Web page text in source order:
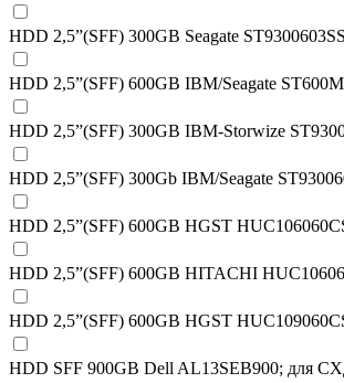
HDD 2,5”(SFF) 300GB Seagate
HDD 2,5”(SFF) 600GB IBM/Seagate
HDD 2,5”(SFF) 300GB IBM-Storwize
HDD 2,5”(SFF) 300Gb IBM/Seagate
HDD 2,5”(SFF) 600GB HGST
HDD 2,5”(SFF) 600GB HITACHI
HDD 2,5”(SFF) 600GB HGST
HDD SFF 900GB Dell AL13SEB900; для